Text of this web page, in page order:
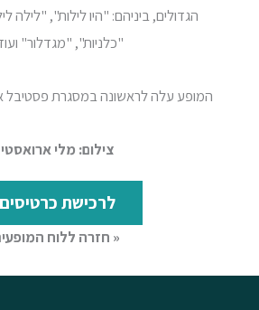
הגדולים, ביניהם: "היו לילות", "לילה
"כלניות", "מגדלור"
המופע עלה לראשונה במסגרת פסטיבל
צילום: מלי ארואסטי
« חזרה ללוח
לרכישת כרטיסים